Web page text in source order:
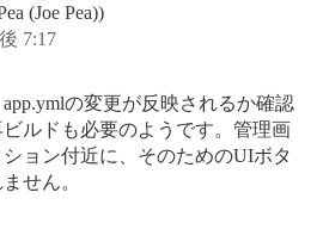
(Joe Pea))
7:17
の変更が反映されるか確認
ルドも必要のようです。管理画
ョン付近に、そのためのUIボタ
せん。